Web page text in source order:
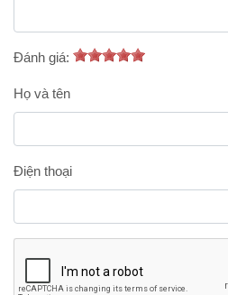
Đánh giá:
Họ và tên
Điện thoại